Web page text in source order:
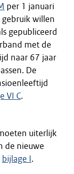
per 1 januari
willen
gepubliceerd
met de
naar 67 jaar
De
VI C.
uiterlijk
de nieuwe
bijlage I.